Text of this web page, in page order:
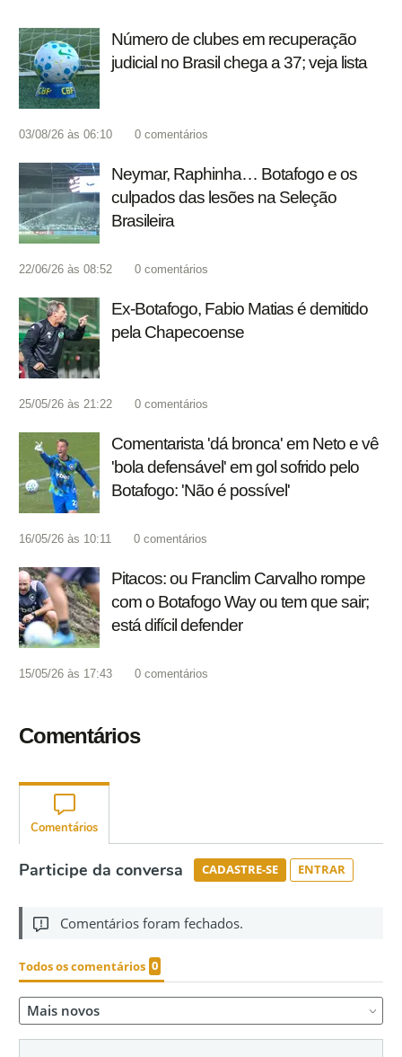
Número de clubes em recuperação
judicial no Brasil chega a 37; veja lista
03/08/26 às 06:10 0 comentários
Neymar, Raphinha… Botafogo e os
culpados das lesões na Seleção
Brasileira
22/06/26 às 08:52 0 comentários
Ex-Botafogo, Fabio Matias é demitido
pela Chapecoense
25/05/26 às 21:22 0 comentários
Comentarista 'dá bronca' em Neto e vê
'bola defensável' em gol sofrido pelo
Botafogo: 'Não é possível'
16/05/26 às 10:11 0 comentários
Pitacos: ou Franclim Carvalho rompe
com o Botafogo Way ou tem que sair;
está difícil defender
15/05/26 às 17:43 0 comentários
Comentários